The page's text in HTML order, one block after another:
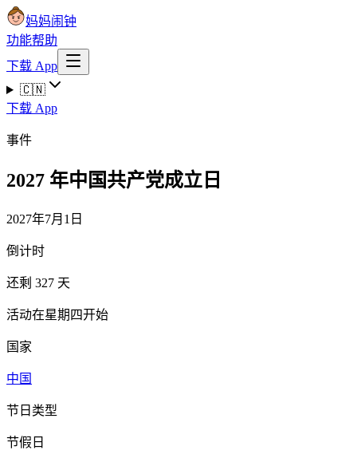
妈妈闹钟
功能帮助
下载 App
🇨🇳
下载 App
事件
2027 年中国共产党成立日
2027年7月1日
倒计时
还剩 327 天
活动在星期四开始
国家
中国
节日类型
节假日